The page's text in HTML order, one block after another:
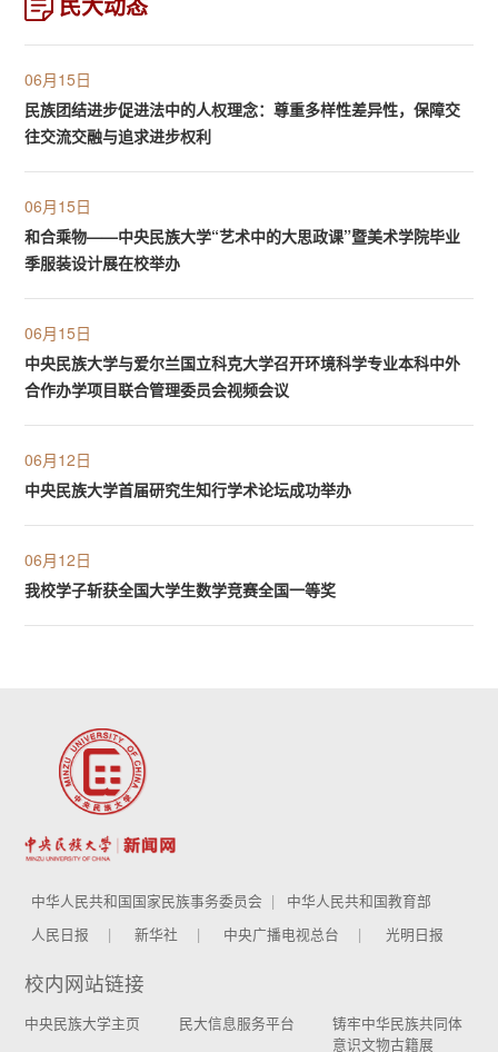
06月15日
民族团结进步促进法中的人权理念：尊重多样性差异性，保障交
往交流交融与追求进步权利
06月15日
和合乘物——中央民族大学“艺术中的大思政课”暨美术学院毕业
季服装设计展在校举办
06月15日
中央民族大学与爱尔兰国立科克大学召开环境科学专业本科中外
合作办学项目联合管理委员会视频会议
06月12日
中央民族大学首届研究生知行学术论坛成功举办
06月12日
我校学子斩获全国大学生数学竞赛全国一等奖
中华人民共和国国家民族事务委员会
中华人民共和国教育部
人民日报
新华社 中央广播电视总台 光明日报
校内网站链接
中央民族大学主页 民大信息服务平台
铸牢中华民族共同体
意识文物古籍展